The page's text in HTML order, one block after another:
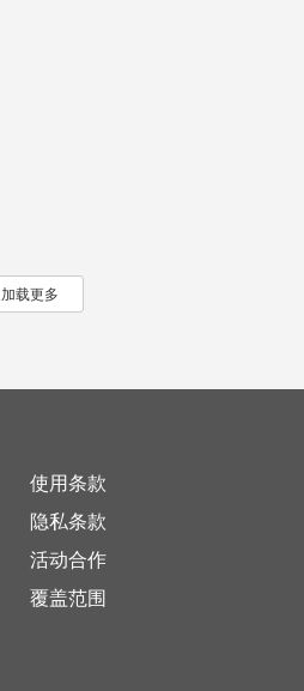
加载更多
使用条款
隐私条款
活动合作
覆盖范围